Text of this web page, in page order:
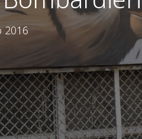
2016